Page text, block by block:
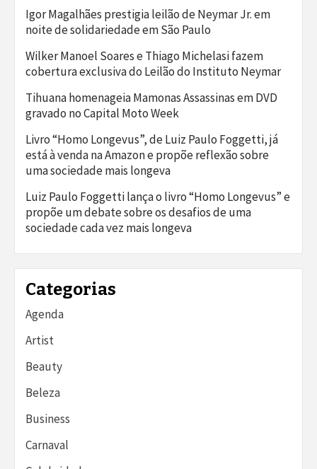
Igor Magalhães prestigia leilão de Neymar Jr. em
noite de solidariedade em São Paulo
Wilker Manoel Soares e Thiago Michelasi fazem
cobertura exclusiva do Leilão do Instituto Neymar
Tihuana homenageia Mamonas Assassinas em DVD
gravado no Capital Moto Week
Livro “Homo Longevus”, de Luiz Paulo Foggetti, já
está à venda na Amazon e propõe reflexão sobre
uma sociedade mais longeva
Luiz Paulo Foggetti lança o livro “Homo Longevus” e
propõe um debate sobre os desafios de uma
sociedade cada vez mais longeva
Categorias
Agenda
Artist
Beauty
Beleza
Business
Carnaval